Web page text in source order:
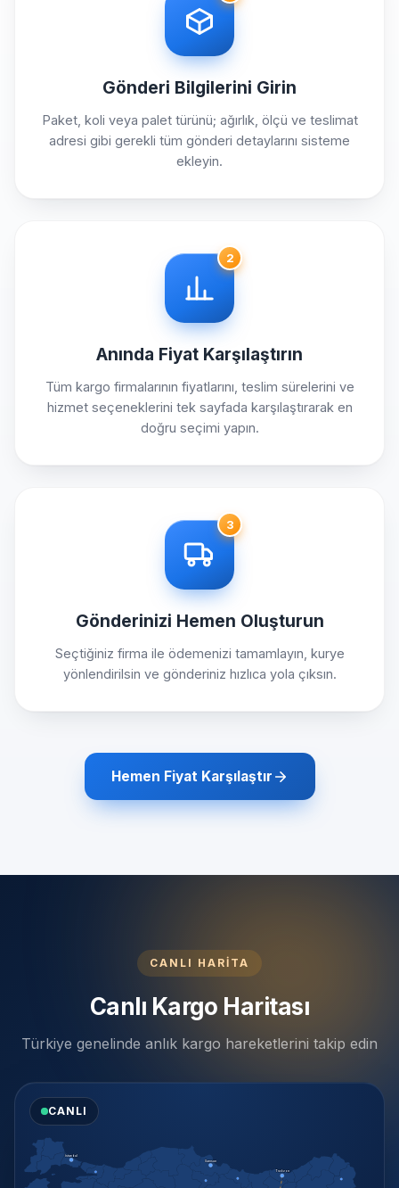
Gönderi Bilgilerini Girin
Paket, koli veya palet türünü; ağırlık, ölçü ve teslimat
adresi gibi gerekli tüm gönderi detaylarını sisteme
ekleyin.
2
Anında Fiyat Karşılaştırın
Tüm kargo firmalarının fiyatlarını, teslim sürelerini ve
hizmet seçeneklerini tek sayfada karşılaştırarak en
doğru seçimi yapın.
3
Gönderinizi Hemen Oluşturun
Seçtiğiniz firma ile ödemenizi tamamlayın, kurye
yönlendirilsin ve gönderiniz hızlıca yola çıksın.
Hemen Fiyat Karşılaştır
CANLI HARİTA
Canlı Kargo Haritası
Türkiye genelinde anlık kargo hareketlerini takip edin
CANLI
İstanbul
Samsun
Trabzon